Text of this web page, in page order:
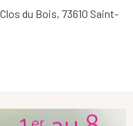
du Bois, 73610 Saint-